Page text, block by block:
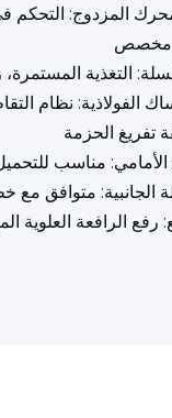
مخصص
تفريغ الحزمة